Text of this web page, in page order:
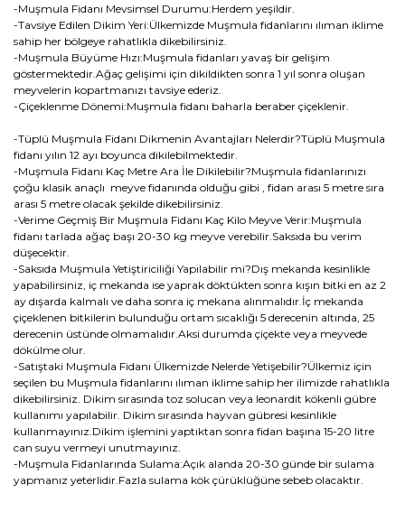
-Muşmula Fidanı Mevsimsel Durumu:Herdem yeşildir.
-Tavsiye Edilen Dikim Yeri:Ülkemizde Muşmula fidanlarını ılıman iklime
sahip her bölgeye rahatlıkla dikebilirsiniz.
-Muşmula Büyüme Hızı:Muşmula fidanları yavaş bir gelişim
göstermektedir.Ağaç gelişimi için dikildikten sonra 1 yıl sonra oluşan
meyvelerin kopartmanızı tavsiye ederiz.
-Çiçeklenme Dönemi:Muşmula fidanı baharla beraber çiçeklenir.
-Tüplü Muşmula Fidanı Dikmenin Avantajları Nelerdir?Tüplü Muşmula
fidanı yılın 12 ayı boyunca dikilebilmektedir.
-Muşmula Fidanı Kaç Metre Ara İle Dikilebilir?Muşmula fidanlarınızı
çoğu klasik anaçlı meyve fidanında olduğu gibi , fidan arası 5 metre sıra
arası 5 metre olacak şekilde dikebilirsiniz.
-Verime Geçmiş Bir Muşmula Fidanı Kaç Kilo Meyve Verir:Muşmula
fidanı tarlada ağaç başı 20-30 kg meyve verebilir.Saksıda bu verim
düşecektir.
-Saksıda Muşmula Yetiştiriciliği Yapılabilir mi?Dış mekanda kesinlikle
yapabilirsiniz, iç mekanda ise yaprak döktükten sonra kışın bitki en az 2
ay dışarda kalmalı ve daha sonra iç mekana alınmalıdır.İç mekanda
çiçeklenen bitkilerin bulunduğu ortam sıcaklığı 5 derecenin altında, 25
derecenin üstünde olmamalıdır.Aksi durumda çiçekte veya meyvede
dökülme olur.
-Satıştaki Muşmula Fidanı Ülkemizde Nelerde Yetişebilir?Ülkemiz için
seçilen bu Muşmula fidanlarını ılıman iklime sahip her ilimizde rahatlıkla
dikebilirsiniz. Dikim sırasında toz solucan veya leonardit kökenli gübre
kullanımı yapılabilir. Dikim sırasında hayvan gübresi kesinlikle
kullanmayınız.Dikim işlemini yaptıktan sonra fidan başına 15-20 litre
can suyu vermeyi unutmayınız.
-Muşmula Fidanlarında Sulama:Açık alanda 20-30 günde bir sulama
yapmanız yeterlidir.Fazla sulama kök çürüklüğüne sebeb olacaktır.